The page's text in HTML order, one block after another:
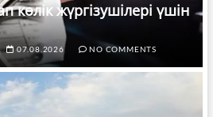
көлік жүргізушілері үшін
07.08.2026 NO COMMENTS